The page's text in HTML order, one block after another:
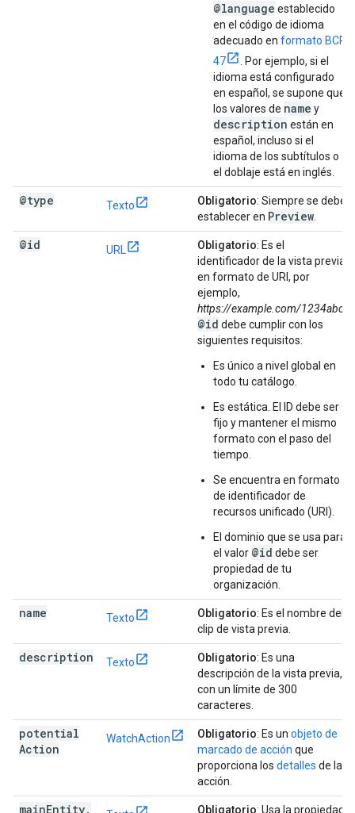
@language establecido
en el código de idioma
adecuado en formato BCP
47
. Por ejemplo, si el
idioma está configurado
en español, se supone que
los valores de name y
description están en
español, incluso si el
idioma de los subtítulos o
el doblaje está en inglés.
@type Texto Obligatorio: Siempre se debe
establecer en Preview
@id URL Obligatorio: Es el
identificador de la vista previa
en formato de URI, por
ejemplo,
https://example.com/1234abc
@id debe cumplir con los
siguientes requisitos:
Es único a nivel global en
todo tu catálogo.
Es estática. El ID debe ser
fijo y mantener el mismo
formato con el paso del
tiempo.
Se encuentra en formato
de identificador de
recursos unificado (URI).
El dominio que se usa para
el valor @id debe ser
propiedad de tu
organización.
name Texto Obligatorio: Es el nombre del
clip de vista previa.
description Texto Obligatorio: Es una
descripción de la vista previa,
con un límite de 300
caracteres.
potential
Action
WatchAction Obligatorio: Es un objeto de
marcado de acción que
proporciona los detalles de la
acción.
mainEntity.
Obligatorio: Usa la propiedad